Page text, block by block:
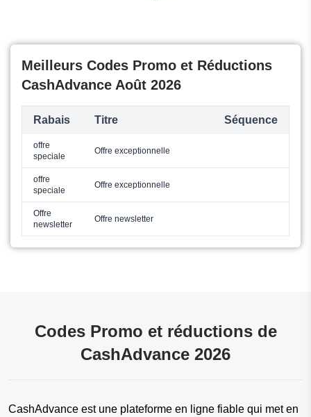
Meilleurs Codes Promo et Réductions
CashAdvance Août 2026
Rabais Titre Séquence
offre
speciale
Offre exceptionnelle
offre
speciale
Offre exceptionnelle
Offre
newsletter
Offre newsletter
Codes Promo et réductions de
CashAdvance 2026
CashAdvance est une plateforme en ligne fiable qui met en